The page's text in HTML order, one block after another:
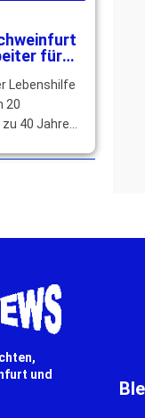
für
Lebenshilfe
20
40 Jahre
großes
und